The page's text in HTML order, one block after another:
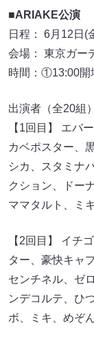
■ARIAKE公演
日程： 6月12日(
会場： 東京ガー
時間：①13:00
出演者（全20組
【1回目】 エバ
カベポスター、
シカ、スタミナ
クション、ドー
ママタルト、ミ
【2回目】 イチ
ター、豪快キャ
センチネル、ゼ
ンデコルテ、ひ
ボ、ミキ、めぞ